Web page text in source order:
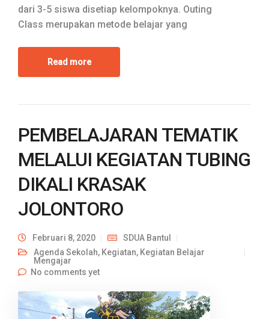
dari 3-5 siswa disetiap kelompoknya. Outing
Class merupakan metode belajar yang
Read more
PEMBELAJARAN TEMATIK
MELALUI KEGIATAN TUBING
DIKALI KRASAK
JOLONTORO
Februari 8, 2020
SDUA Bantul
Agenda Sekolah, Kegiatan, Kegiatan Belajar
Mengajar
No comments yet